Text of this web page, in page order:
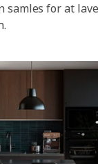
for at